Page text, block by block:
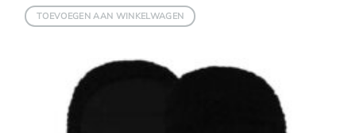
TOEVOEGEN AAN WINKELWAGEN